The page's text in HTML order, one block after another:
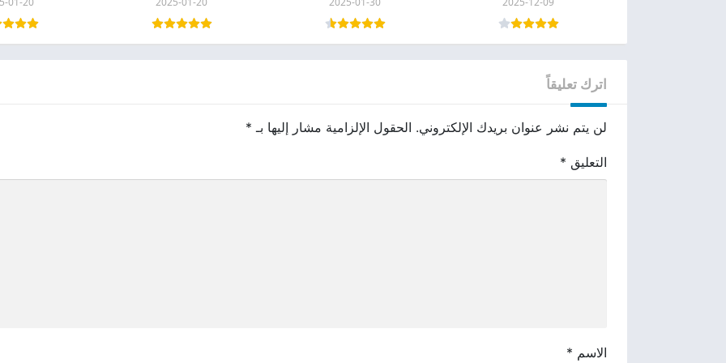
اترك تعليقاً
لن يتم نشر عنوان بريدك الإلكتروني. الحقول الإلزامية مشار إليها بـ *
التعليق *
الاسم *